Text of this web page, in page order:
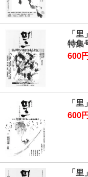
「
特集
600
「
600
「